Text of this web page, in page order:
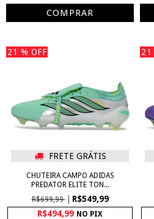
COMPRAR
21 % OFF
FRETE GRÁTIS
CHUTEIRA CAMPO ADIDAS
PREDATOR ELITE TON...
R$699,99
R$549,99
R$494,99 NO PIX
21